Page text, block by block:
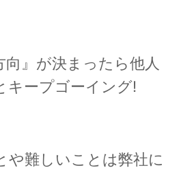
向』が決まったら他人
キープゴーイング!
や難しいことは弊社に